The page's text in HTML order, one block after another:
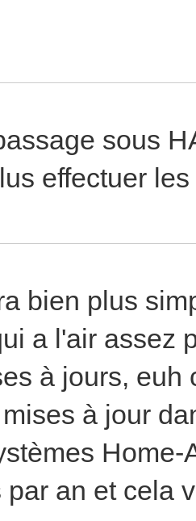
sous
effectuer
bien plus
a l'air assez
à jours, euh
à jour
par an et cela